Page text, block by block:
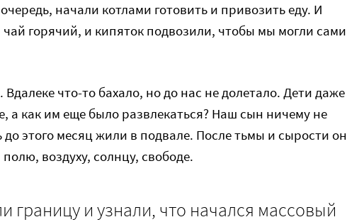
начали котлами готовить и привозить еду. И
чай горячий, и кипяток подвозили, чтобы мы могли сами
что-то бахало, но до нас не долетало. Дети даже
а как им еще было развлекаться? Наш сын ничему не
этого месяц жили в подвале. После тьмы и сырости он
воздуху, солнцу, свободе.
границу и узнали, что начался массовый